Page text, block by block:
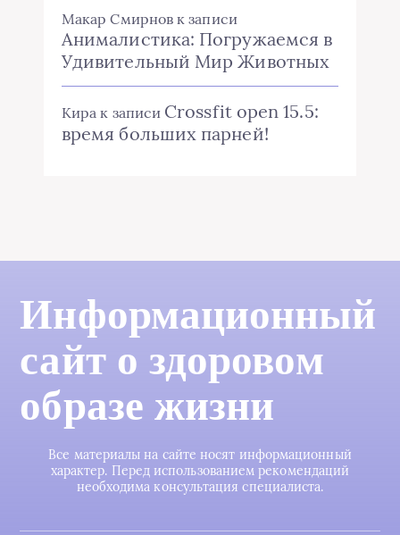
Макар Смирнов к записи
Анималистика: Погружаемся в
Удивительный Мир Животных
Кира к записи Crossfit open 15.5:
время больших парней!
Информационный
сайт о здоровом
образе жизни
Все материалы на сайте носят информационный
характер. Перед использованием рекомендаций
необходима консультация специалиста.